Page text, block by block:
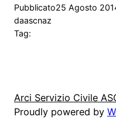
Pubblicato25 Agosto
daascnaz
Tag:
Arci Servizio Civile
Proudly powered by